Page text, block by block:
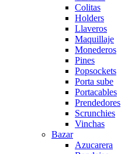
Colitas
Holders
Llaveros
Maquillaje
Monederos
Pines
Popsockets
Porta sube
Portacables
Prendedores
Scrunchies
Vinchas
Bazar
Azucarera